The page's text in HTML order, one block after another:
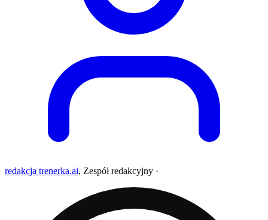
redakcja trenerka.ai, Zespół redakcyjny ·